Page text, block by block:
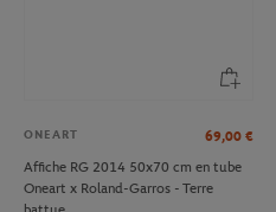
ONEART 69,00 €
Affiche RG 2014 50x70 cm en tube
Oneart x Roland-Garros - Terre